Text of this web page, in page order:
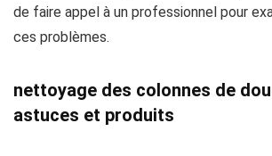
de faire appel à un professionnel pour
ces problèmes.
nettoyage des colonnes de
astuces et produits